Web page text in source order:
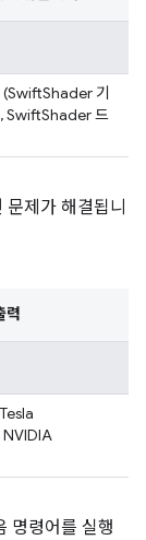
기
SwiftShader 드
제가 해결됩니
력
NVIDIA
명령어를 실행